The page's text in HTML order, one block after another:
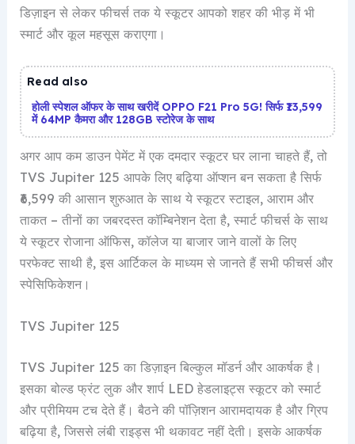
डिज़ाइन से लेकर फीचर्स तक ये स्कूटर आपको शहर की भीड़ में भी
स्मार्ट और कूल महसूस कराएगा।
Read also
होली स्पेशल ऑफर के साथ खरीदें OPPO F21 Pro 5G! सिर्फ ₹13,599
में 64MP कैमरा और 128GB स्टोरेज के साथ
अगर आप कम डाउन पेमेंट में एक दमदार स्कूटर घर लाना चाहते हैं, तो
TVS Jupiter 125 आपके लिए बढ़िया ऑप्शन बन सकता है सिर्फ
₹6,599 की आसान शुरुआत के साथ ये स्कूटर स्टाइल, आराम और
ताकत – तीनों का जबरदस्त कॉम्बिनेशन देता है, स्मार्ट फीचर्स के साथ
ये स्कूटर रोजाना ऑफिस, कॉलेज या बाजार जाने वालों के लिए
परफेक्ट साथी है, इस आर्टिकल के माध्यम से जानते हैं सभी फीचर्स और
स्पेसिफिकेशन।
TVS Jupiter 125
TVS Jupiter 125 का डिज़ाइन बिल्कुल मॉडर्न और आकर्षक है।
इसका बोल्ड फ्रंट लुक और शार्प LED हेडलाइट्स स्कूटर को स्मार्ट
और प्रीमियम टच देते हैं। बैठने की पॉज़िशन आरामदायक है और ग्रिप
बढ़िया है, जिससे लंबी राइड्स भी थकावट नहीं देती। इसके आकर्षक